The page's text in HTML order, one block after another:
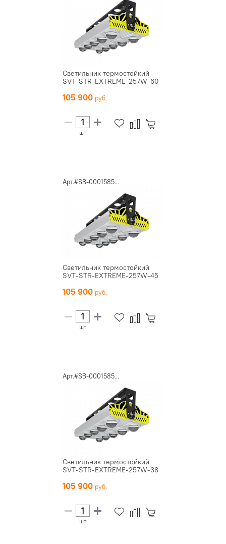
Светильник термостойкий
SVT-STR-EXTREME-257W-60
105 900
шт
Арт.#SB-0001585...
Светильник термостойкий
SVT-STR-EXTREME-257W-45
105 900
шт
Арт.#SB-0001585...
Светильник термостойкий
SVT-STR-EXTREME-257W-38
105 900
шт